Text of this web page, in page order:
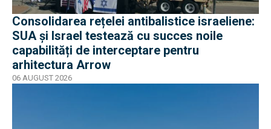
Consolidarea rețelei antibalistice israeliene:
SUA și Israel testează cu succes noile
capabilități de interceptare pentru
arhitectura Arrow
06 AUGUST 2026